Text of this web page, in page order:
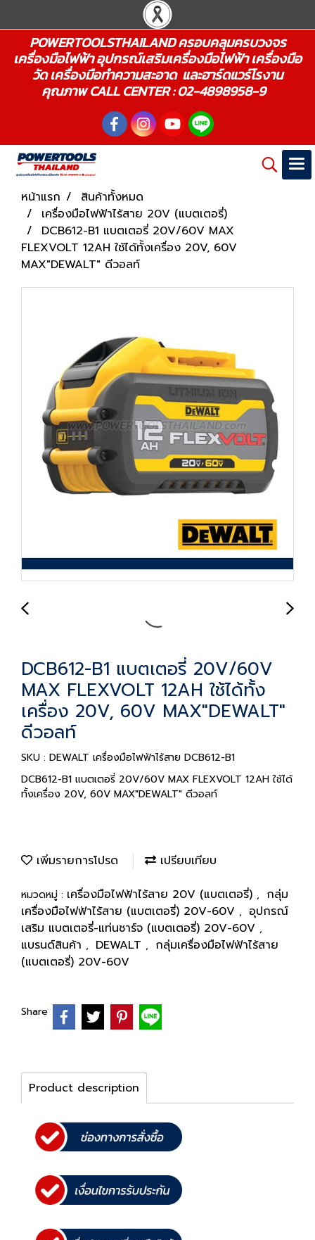
POWERTOOLSTHAILAND ครอบคลุมครบวงจร
เครื่องมือไฟฟ้า อุปกรณ์เสริมเครื่องมือไฟฟ้า เครื่องมือ
วัด เครื่องมือทำความสะอาด และฮาร์ดแวร์โรงาน
คุณภาพ CALL CENTER : 02-4898958-9
หน้าแรก
สินค้าทั้งหมด
เครื่องมือไฟฟ้าไร้สาย 20V (แบตเตอรี่)
DCB612-B1 แบตเตอรี่ 20V/60V MAX
FLEXVOLT 12AH ใช้ได้ทั้งเครื่อง 20V, 60V
MAX"DEWALT" ดีวอลท์
DCB612-B1 แบตเตอรี่ 20V/60V
MAX FLEXVOLT 12AH ใช้ได้ทั้ง
เครื่อง 20V, 60V MAX"DEWALT"
ดีวอลท์
SKU : DEWALT เครื่องมือไฟฟ้าไร้สาย DCB612-B1
DCB612-B1 แบตเตอรี่ 20V/60V MAX FLEXVOLT 12AH ใช้ได้
ทั้งเครื่อง 20V, 60V MAX"DEWALT" ดีวอลท์
เพิ่มรายการโปรด เปรียบเทียบ
หมวดหมู่ : เครื่องมือไฟฟ้าไร้สาย 20V (แบตเตอรี่) , กลุ่ม
เครื่องมือไฟฟ้าไร้สาย (แบตเตอรี่) 20V-60V , อุปกรณ์
เสริม แบตเตอรี่-แท่นชาร์จ (แบตเตอรี่) 20V-60V ,
แบรนด์สินค้า , DEWALT , กลุ่มเครื่องมือไฟฟ้าไร้สาย
(แบตเตอรี่) 20V-60V
Share
Product description